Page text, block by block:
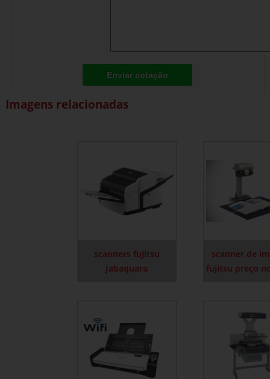
Enviar cotação
Imagens relacionadas
scanners fujitsu
Jabaquara
scanner de
fujitsu preço